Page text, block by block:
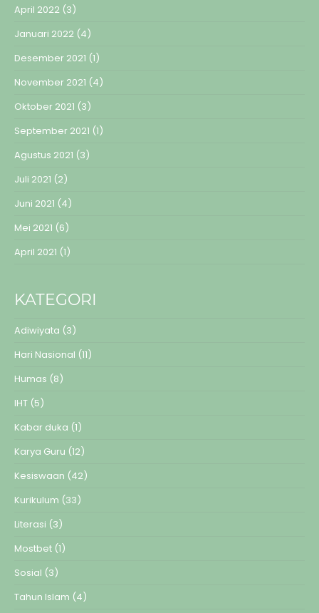
April 2022 (3)
Januari 2022 (4)
Desember 2021 (1)
November 2021 (4)
Oktober 2021 (3)
September 2021 (1)
Agustus 2021 (3)
Juli 2021 (2)
Juni 2021 (4)
Mei 2021 (6)
April 2021 (1)
KATEGORI
Adiwiyata (3)
Hari Nasional (11)
Humas (8)
IHT (5)
Kabar duka (1)
Karya Guru (12)
Kesiswaan (42)
Kurikulum (33)
Literasi (3)
Mostbet (1)
Sosial (3)
Tahun Islam (4)